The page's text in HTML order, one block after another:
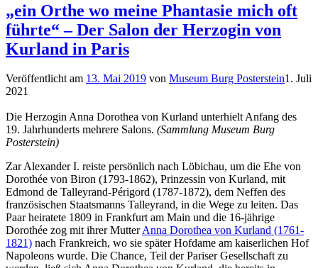
„ein Orthe wo meine Phantasie mich oft
führte“ – Der Salon der Herzogin von
Kurland in Paris
Veröffentlicht am 13. Mai 2019 von Museum Burg Posterstein1. Juli
2021
Die Herzogin Anna Dorothea von Kurland unterhielt Anfang des
19. Jahrhunderts mehrere Salons. (Sammlung Museum Burg
Posterstein)
Zar Alexander I. reiste persönlich nach Löbichau, um die Ehe von
Dorothée von Biron (1793-1862), Prinzessin von Kurland, mit
Edmond de Talleyrand-Périgord (1787-1872), dem Neffen des
französischen Staatsmanns Talleyrand, in die Wege zu leiten. Das
Paar heiratete 1809 in Frankfurt am Main und die 16-jährige
Dorothée zog mit ihrer MutterAnna Dorothea von Kurland (1761-
1821) nach Frankreich, wo sie später Hofdame am kaiserlichen Hof
Napoleons wurde. Die Chance, Teil der Pariser Gesellschaft zu